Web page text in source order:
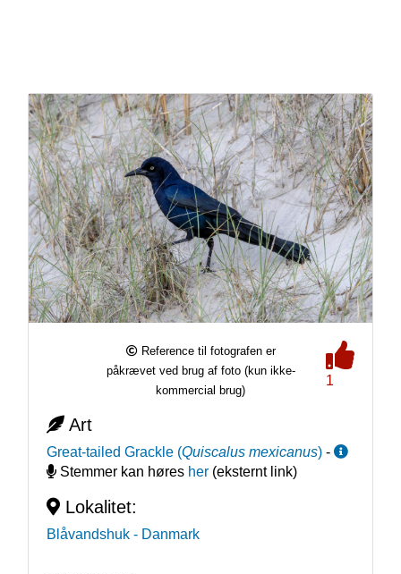
Reference til fotografen er
påkrævet ved brug af foto (kun ikke-
kommercial brug)
1
Art
Great-tailed Grackle (Quiscalus mexicanus) -
Stemmer kan høres her(eksternt link)
Lokalitet:
Blåvandshuk - Danmark